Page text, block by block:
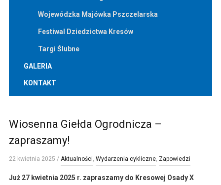
Wojewódzka Majówka Pszczelarska
Festiwal Dziedzictwa Kresów
Targi Ślubne
GALERIA
KONTAKT
Wiosenna Giełda Ogrodnicza –
zapraszamy!
22 kwietnia 2025 / Aktualności, Wydarzenia cykliczne, Zapowiedzi
Już 27 kwietnia 2025 r. zapraszamy do Kresowej Osady X